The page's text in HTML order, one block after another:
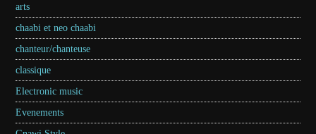
arts
chaabi et neo chaabi
chanteur/chanteuse
classique
Electronic music
Evenements